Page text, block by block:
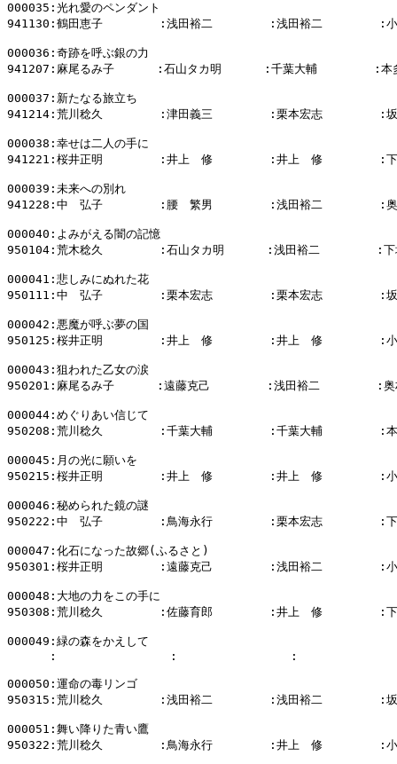
000035:光れ愛のペンダント
941130:鶴田恵子        :浅田裕二        :浅田裕二        :小
000036:奇跡を呼ぶ銀の力
941207:麻尾るみ子      :石山タカ明      :千葉大輔        :本
000037:新たなる旅立ち
941214:荒川稔久        :津田義三        :栗本宏志        :坂
000038:幸せは二人の手に
941221:桜井正明        :井上　修        :井上　修        :下
000039:未来への別れ
941228:中　弘子        :腰　繁男        :浅田裕二        :奥
000040:よみがえる闇の記憶
950104:荒木稔久        :石山タカ明      :浅田裕二        :下
000041:悲しみにぬれた花
950111:中　弘子        :栗本宏志        :栗本宏志        :坂
000042:悪魔が呼ぶ夢の国
950125:桜井正明        :井上　修        :井上　修        :小
000043:狙われた乙女の涙
950201:麻尾るみ子      :遠藤克己        :浅田裕二        :奥
000044:めぐりあい信じて
950208:荒川稔久        :千葉大輔        :千葉大輔        :本
000045:月の光に願いを
950215:桜井正明        :井上　修        :井上　修        :小
000046:秘められた鏡の謎
950222:中　弘子        :鳥海永行        :栗本宏志        :下
000047:化石になった故郷(ふるさと)
950301:桜井正明        :遠藤克己        :浅田裕二        :小
000048:大地の力をこの手に
950308:荒川稔久        :佐藤育郎        :井上　修        :下
000049:緑の森をかえして
:                :                :
000050:運命の毒リンゴ
950315:荒川稔久        :浅田裕二        :浅田裕二        :坂
000051:舞い降りた青い鷹
950322:荒川稔久        :鳥海永行        :井上　修        :小